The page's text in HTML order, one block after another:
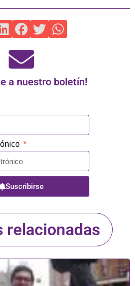
a nuestro boletín!
Suscribirse
relacionadas